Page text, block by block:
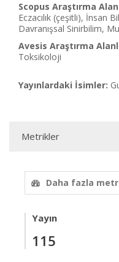
Scopus Araştırma
Eczacılık (çeşitli), İnsan
Davranışsal Sinirbilim,
Avesis Araştırma
Toksikoloji
Yayınlardaki İsimler:
Metrikler
Daha fazla
Yayın
115